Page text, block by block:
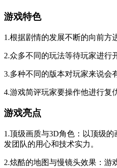
游戏特色
1.根据剧情的发展不断的向前方
2.众多不同的玩法等待玩家进行
3.多种不同的版本对玩家来说会
4.游戏简评玩家要操作他进行复
游戏亮点
1.顶级画质与3D角色：以顶级
发团队的用心和技术实力。
2.炫酷的地图与慢镜头效果：游